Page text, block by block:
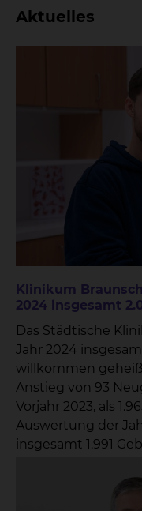
Aktuelles
Klinikum
2024 insgesamt
Das Städtische
Jahr 2024
willkommen geheißen. Dies
Anstieg von 93
Vorjahr 2023, als
Auswertung der
insgesamt 1.991
der